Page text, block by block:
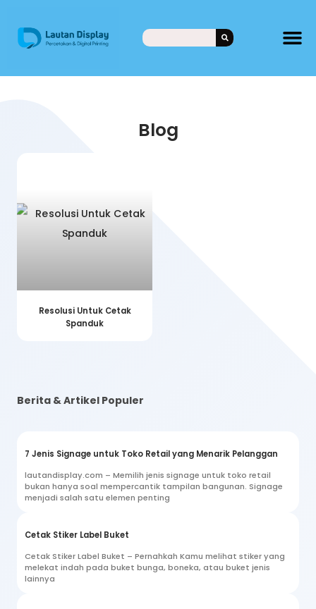
Blog
Resolusi Untuk Cetak
Spanduk
Berita & Artikel Populer
7 Jenis Signage untuk Toko Retail yang Menarik Pelanggan
lautandisplay.com – Memilih jenis signage untuk toko retail
bukan hanya soal mempercantik tampilan bangunan. Signage
menjadi salah satu elemen penting
Cetak Stiker Label Buket
Cetak Stiker Label Buket – Pernahkah Kamu melihat stiker yang
melekat indah pada buket bunga, boneka, atau buket jenis
lainnya